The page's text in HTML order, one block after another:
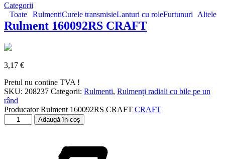
Categorii
Toate
RulmentiCurele transmisieLanturi cu roleFurtunuri Altele
Rulment 160092RS CRAFT
3,17 €
Pretul nu contine TVA !
SKU: 208237 Categorii: Rulmenti, Rulmenți radiali cu bile pe un
rând
ProducatorRulment 160092RS CRAFT CRAFT
Cantitate
Rulment
Adaugă în coș